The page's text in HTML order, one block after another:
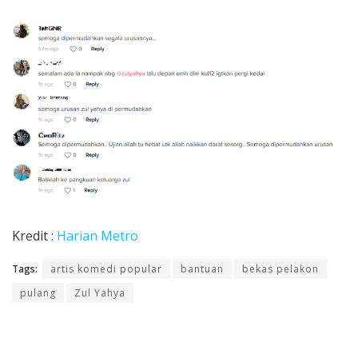
Kredit : Harian Metro
Tags: artis komedi popular bantuan
bekas pelakon
pulang
Zul Yahya